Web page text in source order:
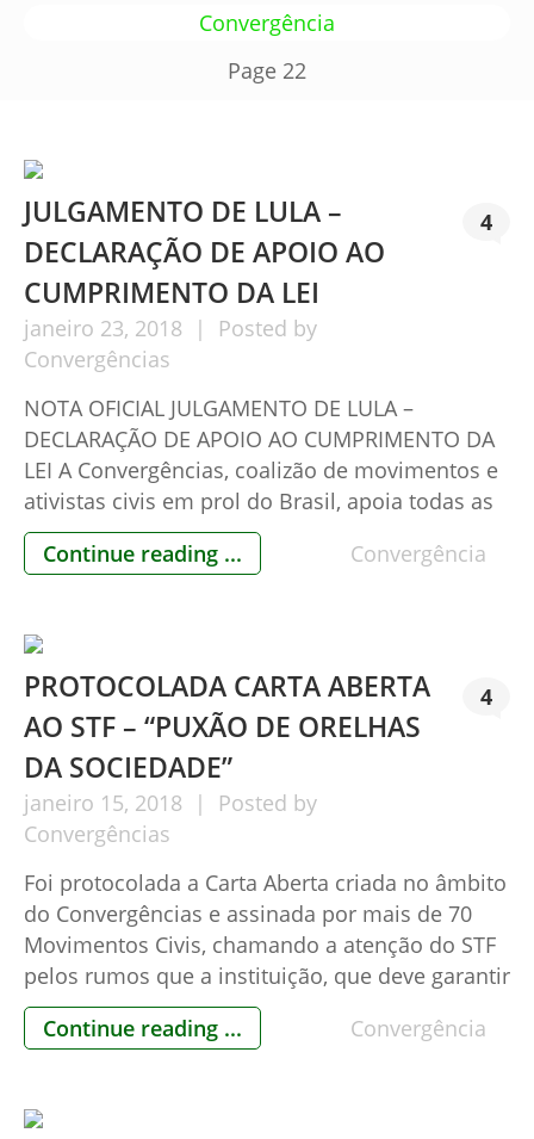
Convergência
Page 22
JULGAMENTO DE LULA –
DECLARAÇÃO DE APOIO AO
CUMPRIMENTO DA LEI
janeiro 23, 2018
Posted by
Convergências
4
NOTA OFICIAL JULGAMENTO DE LULA –
DECLARAÇÃO DE APOIO AO CUMPRIMENTO DA
LEI A Convergências, coalizão de movimentos e
ativistas civis em prol do Brasil, apoia todas as
operações levadas adiante pelo Ministério
Público Federal e Polícia Federal,
adoção do duplo grau de jurisdição, […]
Continue reading ... Convergência
PROTOCOLADA CARTA ABERTA
AO STF – “PUXÃO DE ORELHAS
DA SOCIEDADE”
janeiro 15, 2018
Posted by
Convergências
4
Foi protocolada a Carta Aberta criada no âmbito
do Convergências e assinada por mais de 70
Movimentos Civis, chamando a atenção do STF
pelos rumos que a instituição, que deve garantir
a Constituição e, portanto, a estabilidade
jurídica e institucional do País, está tomando de
Continue reading ... Convergência